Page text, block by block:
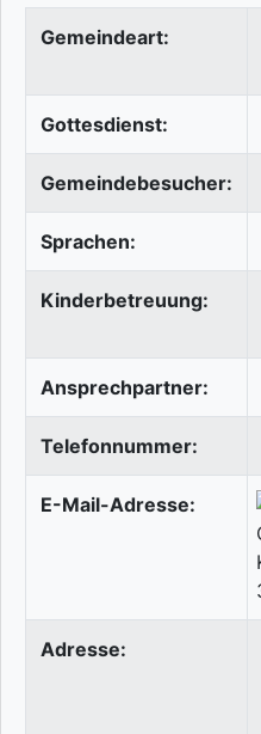
Gemeindeart:
Gottesdienst:
Gemeindebesucher:
Sprachen:
Kinderbetreuung:
Ansprechpartner:
Telefonnummer:
E-Mail-Adresse:
Adresse: